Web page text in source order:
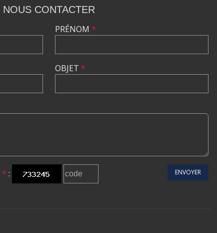
NOUS CONTACTER
PRÉNOM *
OBJET *
* : ENVOYER